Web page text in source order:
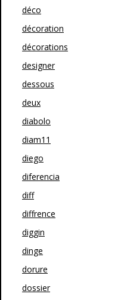
déco
décoration
décorations
designer
dessous
deux
diabolo
diam11
diego
diferencia
diff
diffrence
diggin
dinge
dorure
dossier